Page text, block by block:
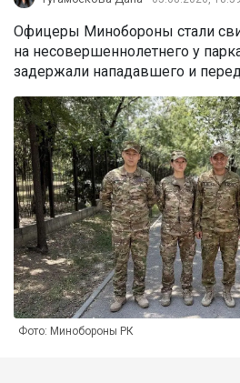
Офицеры Минобороны стали
на несовершеннолетнего у
задержали нападавшего и
Фото: Минобороны РК